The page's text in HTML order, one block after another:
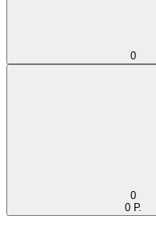
0
0
0 Р.